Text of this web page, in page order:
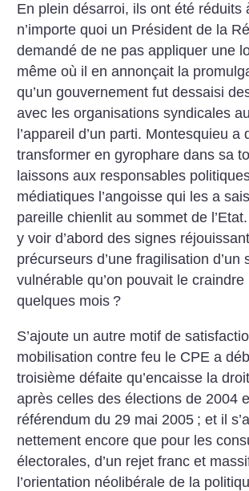
En plein désarroi, ils ont été réduits
n’importe quoi un Président de la
demandé de ne pas appliquer une
même où il en annonçait la
qu’un gouvernement fut dessaisi
avec les organisations syndicales
l’appareil d’un parti. Montesquieu a
transformer en gyrophare dans sa
laissons aux responsables
médiatiques l’angoisse qui les a
pareille chienlit au sommet de
y voir d’abord des signes
précurseurs d’une fragilisation d’un
vulnérable qu’on pouvait le
quelques mois ?
S’ajoute un autre motif de
mobilisation contre feu le CPE a
troisième défaite qu’encaisse la
après celles des élections de 2004
référendum du 29 mai 2005 ; et il
nettement encore que pour les
électorales, d’un rejet franc et
l’orientation néolibérale de la